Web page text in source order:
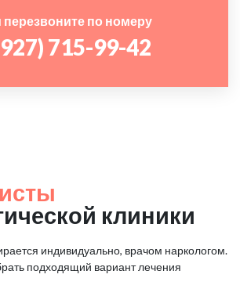
перезвоните по номеру
715-99-42
клиники
индивидуально, врачом наркологом.
подходящий вариант лечения